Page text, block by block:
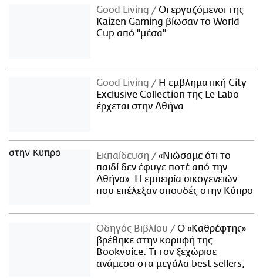
Good Living
Οι εργαζόμενοι της
Kaizen Gaming βίωσαν το World
Cup από "μέσα"
Good Living
Η εμβληματική City
Exclusive Collection της Le Labo
έρχεται στην Αθήνα
Εκπαίδευση
«Νιώσαμε ότι το
παιδί δεν έφυγε ποτέ από την
Αθήνα»: Η εμπειρία οικογενειών
που επέλεξαν σπουδές στην Κύπρο
Οδηγός Βιβλίου
Ο «Καθρέφτης»
βρέθηκε στην κορυφή της
Bookvoice. Τι τον ξεχώρισε
ανάμεσα στα μεγάλα best sellers;